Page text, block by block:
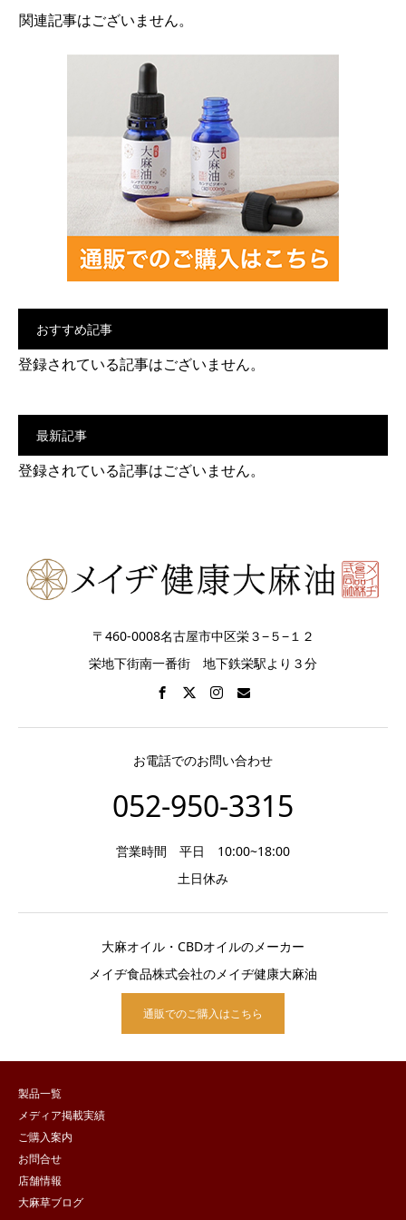
関連記事はございません。
おすすめ記事
登録されている記事はございません。
最新記事
登録されている記事はございません。
〒460-0008名古屋市中区栄３−５−１２
栄地下街南一番街 地下鉄栄駅より３分
お電話でのお問い合わせ
052-950-3315
営業時間 平日 10:00~18:00
土日休み
大麻オイル・CBDオイルのメーカー
メイヂ食品株式会社のメイヂ健康大麻油
通販でのご購入はこちら
製品一覧
メディア掲載実績
ご購入案内
お問合せ
店舗情報
大麻草ブログ